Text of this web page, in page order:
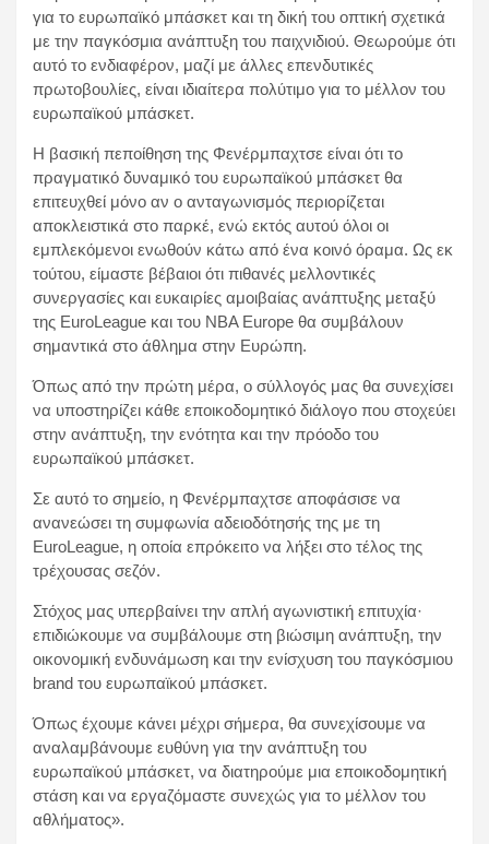
για το ευρωπαϊκό μπάσκετ και τη δική του οπτική σχετικά
με την παγκόσμια ανάπτυξη του παιχνιδιού. Θεωρούμε ότι
αυτό το ενδιαφέρον, μαζί με άλλες επενδυτικές
πρωτοβουλίες, είναι ιδιαίτερα πολύτιμο για το μέλλον του
ευρωπαϊκού μπάσκετ.
Η βασική πεποίθηση της Φενέρμπαχτσε είναι ότι το
πραγματικό δυναμικό του ευρωπαϊκού μπάσκετ θα
επιτευχθεί μόνο αν ο ανταγωνισμός περιορίζεται
αποκλειστικά στο παρκέ, ενώ εκτός αυτού όλοι οι
εμπλεκόμενοι ενωθούν κάτω από ένα κοινό όραμα. Ως εκ
τούτου, είμαστε βέβαιοι ότι πιθανές μελλοντικές
συνεργασίες και ευκαιρίες αμοιβαίας ανάπτυξης μεταξύ
της EuroLeague και του NBA Europe θα συμβάλουν
σημαντικά στο άθλημα στην Ευρώπη.
Όπως από την πρώτη μέρα, ο σύλλογός μας θα συνεχίσει
να υποστηρίζει κάθε εποικοδομητικό διάλογο που στοχεύει
στην ανάπτυξη, την ενότητα και την πρόοδο του
ευρωπαϊκού μπάσκετ.
Σε αυτό το σημείο, η Φενέρμπαχτσε αποφάσισε να
ανανεώσει τη συμφωνία αδειοδότησής της με τη
EuroLeague, η οποία επρόκειτο να λήξει στο τέλος της
τρέχουσας σεζόν.
Στόχος μας υπερβαίνει την απλή αγωνιστική επιτυχία·
επιδιώκουμε να συμβάλουμε στη βιώσιμη ανάπτυξη, την
οικονομική ενδυνάμωση και την ενίσχυση του παγκόσμιου
brand του ευρωπαϊκού μπάσκετ.
Όπως έχουμε κάνει μέχρι σήμερα, θα συνεχίσουμε να
αναλαμβάνουμε ευθύνη για την ανάπτυξη του
ευρωπαϊκού μπάσκετ, να διατηρούμε μια εποικοδομητική
στάση και να εργαζόμαστε συνεχώς για το μέλλον του
αθλήματος».